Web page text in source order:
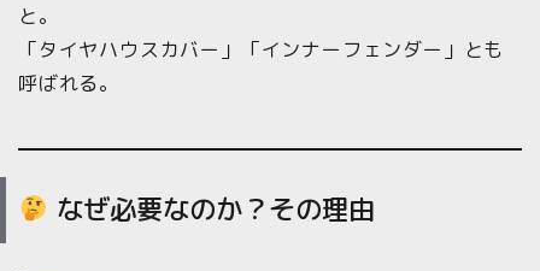
と。
「タイヤハウスカバー」「インナーフェンダー」とも
呼ばれる。
なぜ必要なのか？その理由